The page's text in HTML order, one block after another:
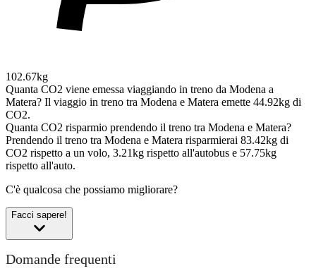
102.67kg
Quanta CO2 viene emessa viaggiando in treno da Modena a
Matera? Il viaggio in treno tra Modena e Matera emette 44.92kg di
CO2.
Quanta CO2 risparmio prendendo il treno tra Modena e Matera?
Prendendo il treno tra Modena e Matera risparmierai 83.42kg di
CO2 rispetto a un volo, 3.21kg rispetto all'autobus e 57.75kg
rispetto all'auto.
C'è qualcosa che possiamo migliorare?
Facci sapere!
Domande frequenti